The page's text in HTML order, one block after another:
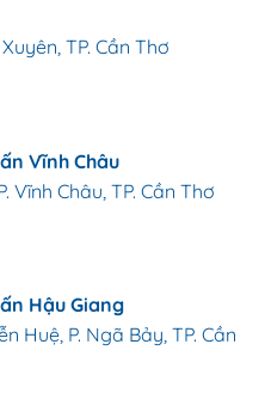
TP. Cần Thơ
Vĩnh Châu
Vĩnh Châu, TP. Cần Thơ
Hậu Giang
Huệ, P. Ngã Bảy, TP. Cần